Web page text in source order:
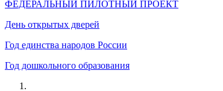
ФЕДЕРАЛЬНЫЙ ПИЛОТНЫЙ ПРОЕКТ
День открытых дверей
Год единства народов России
Год дошкольного образования